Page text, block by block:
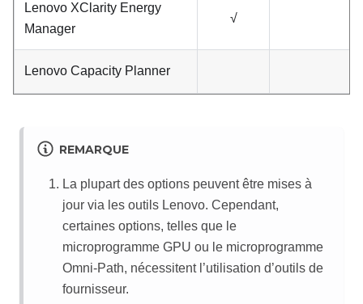
Lenovo XClarity Energy
Manager
√
Lenovo Capacity Planner
REMARQUE
La plupart des options peuvent être mises à
jour via les outils Lenovo. Cependant,
certaines options, telles que le
microprogramme GPU ou le microprogramme
Omni-Path, nécessitent l’utilisation d’outils de
fournisseur.